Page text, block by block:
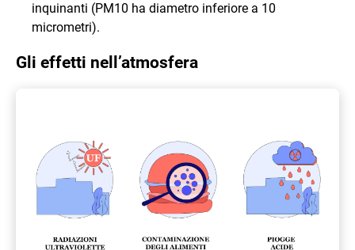
inquinanti (PM10 ha diametro inferiore a 10
micrometri).
Gli effetti nell’atmosfera